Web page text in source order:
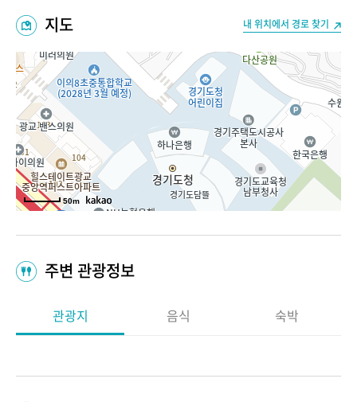
지도 내 위치에서 경로 찾기
50m
주변 관광정보
관광지 음식 숙박